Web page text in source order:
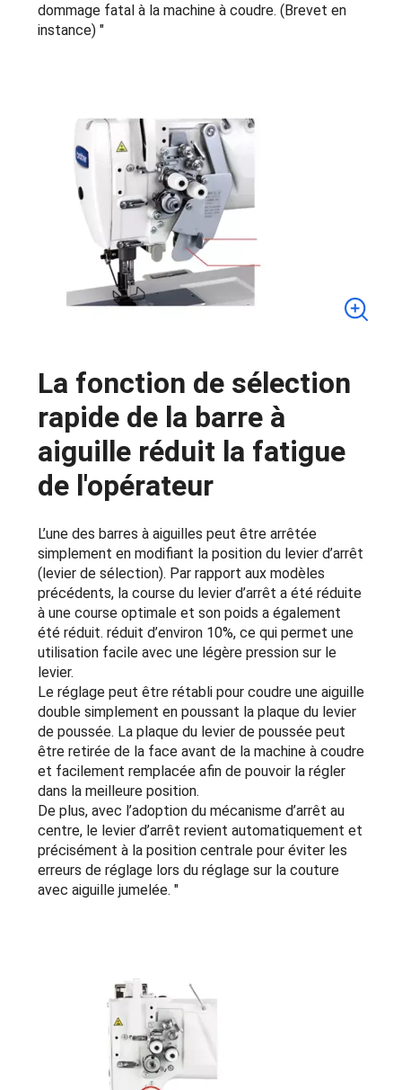
dommage fatal à la machine à coudre. (Brevet en
instance) "
La fonction de sélection
rapide de la barre à
aiguille réduit la fatigue
de l'opérateur
L’une des barres à aiguilles peut être arrêtée
simplement en modifiant la position du levier d’arrêt
(levier de sélection). Par rapport aux modèles
précédents, la course du levier d’arrêt a été réduite
à une course optimale et son poids a également
été réduit. réduit d’environ 10%, ce qui permet une
utilisation facile avec une légère pression sur le
levier.
Le réglage peut être rétabli pour coudre une aiguille
double simplement en poussant la plaque du levier
de poussée. La plaque du levier de poussée peut
être retirée de la face avant de la machine à coudre
et facilement remplacée afin de pouvoir la régler
dans la meilleure position.
De plus, avec l’adoption du mécanisme d’arrêt au
centre, le levier d’arrêt revient automatiquement et
précisément à la position centrale pour éviter les
erreurs de réglage lors du réglage sur la couture
avec aiguille jumelée. "